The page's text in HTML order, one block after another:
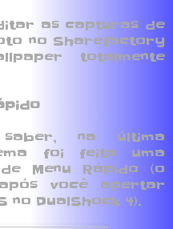
as capturas de
no Sharefactory
totalmente
na última
foi feita uma
Menu Rápido (o
você apertar
no DualShock 4).